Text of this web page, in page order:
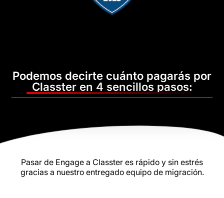
Podemos decirte cuánto pagarás por
Classter en 4 sencillos pasos:
Pasar de Engage a Classter es rápido y sin estrés
gracias a nuestro entregado equipo de migración.